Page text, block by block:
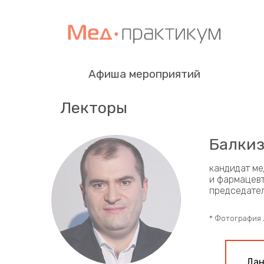
Афиша мероприятий
Лекторы
кандидат
и
* Фотография